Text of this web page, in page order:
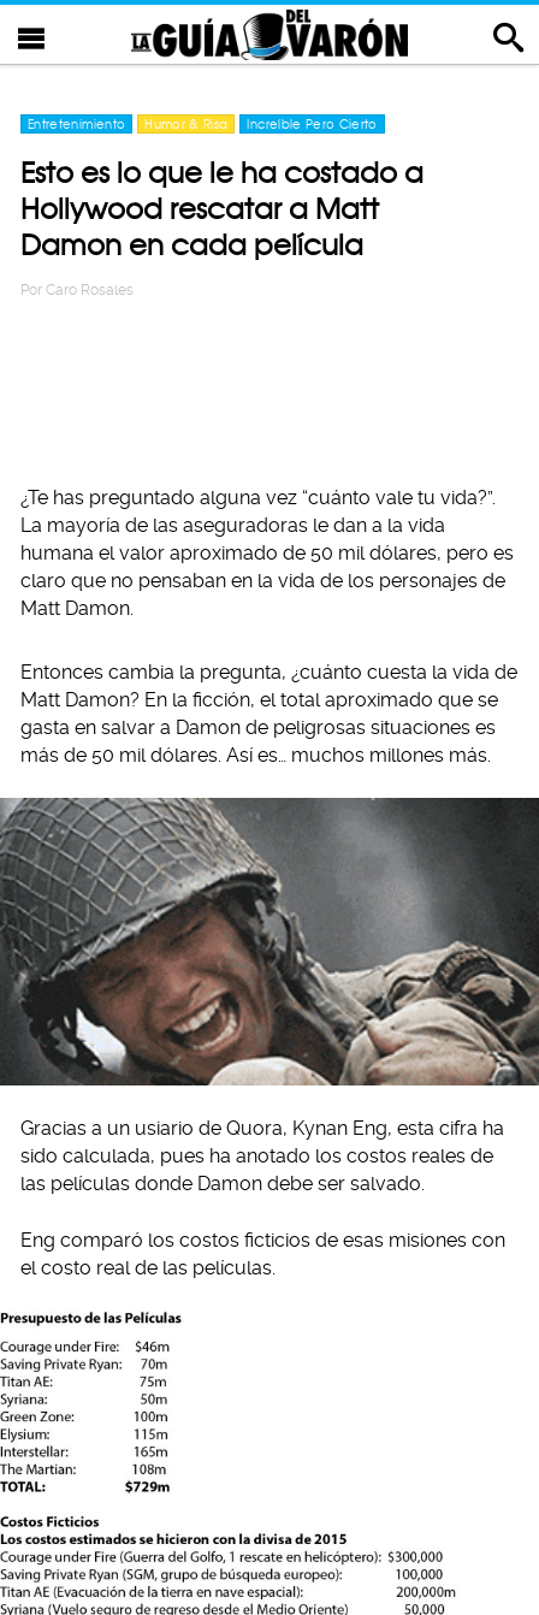
Entretenimiento Humor & Risa Increíble Pero Cierto
Esto es lo que le ha costado a
Hollywood rescatar a Matt
Damon en cada película
Por Caro Rosales
¿Te has preguntado alguna vez “cuánto vale tu vida?”.
La mayoría de las aseguradoras le dan a la vida
humana el valor aproximado de 50 mil dólares, pero es
claro que no pensaban en la vida de los personajes de
Matt Damon.
Entonces cambia la pregunta, ¿cuánto cuesta la vida de
Matt Damon? En la ficción, el total aproximado que se
gasta en salvar a Damon de peligrosas situaciones es
más de 50 mil dólares. Así es… muchos millones más.
Gracias a un usiario de Quora, Kynan Eng, esta cifra ha
sido calculada, pues ha anotado los costos reales de
las películas donde Damon debe ser salvado.
Eng comparó los costos ficticios de esas misiones con
el costo real de las películas.